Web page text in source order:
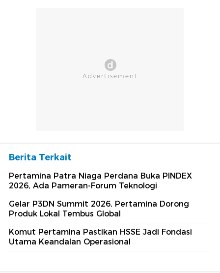
Berita Terkait
Pertamina Patra Niaga Perdana Buka PINDEX
2026, Ada Pameran-Forum Teknologi
Gelar P3DN Summit 2026, Pertamina Dorong
Produk Lokal Tembus Global
Komut Pertamina Pastikan HSSE Jadi Fondasi
Utama Keandalan Operasional